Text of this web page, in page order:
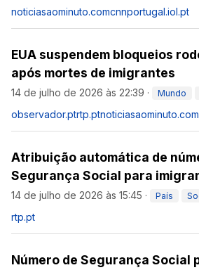
noticiasaominuto.comcnnportugal.iol.pt
EUA suspendem bloqueios
após mortes de imigrantes
14 de julho de 2026 às 22:39 · Mundo
observador.ptrtp.ptnoticiasaominuto.com
Atribuição automática de
Segurança Social para
14 de julho de 2026 às 15:45 · País
rtp.pt
Número de Segurança Social